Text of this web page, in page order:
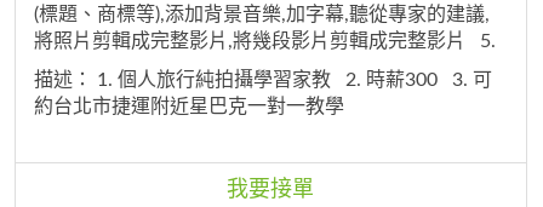
(標題、商標等),添加背景音樂,加字幕,聽從專家的建議,
將照片剪輯成完整影片,將幾段影片剪輯成完整影片
5.
1-5分鐘
描述： 1. 個人旅行純拍攝學習家教 2. 時薪300
3. 可
約台北市捷運附近星巴克一對一教學
我要接單